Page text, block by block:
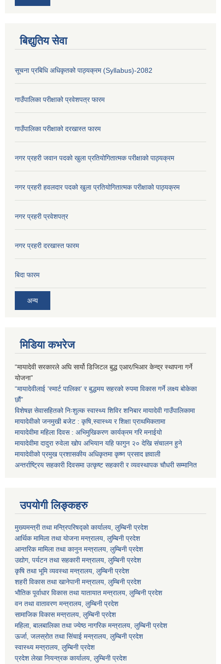
बिद्युतिय सेवा
सूचना प्रबिधि अधिकृतको पाठ्यक्रम (Syllabus)-2082
गाउँपालिका परीक्षाको प्रवेशपत्र फारम
गाउँपालिका परीक्षाको दरखास्त फारम
नगर प्रहरी जवान पदको खुला प्रतियोगितात्मक परीक्षाको पाठ्यक्रम
नगर प्रहरी हवलदार पदको खुला प्रतियोगितात्मक परीक्षाको पाठ्यक्रम
नगर प्रहरी प्रवेशपत्र
नगर प्रहरी दरखास्त फारम
बिदा फारम
अन्य
मिडिया कभरेज
“मायादेवी सरकारले अघि सार्यो डिजिटल बुद्ध एआर/भिआर केन्द्र स्थापना गर्ने
योजना”
“मायादेवीलाई ‘स्मार्ट पालिका’ र बुद्धमय सहरको रुपमा विकास गर्ने लक्ष्य बोकेका
छौं”
विशेषज्ञ सेवासहितको निःशुल्क स्वास्थ्य शिविर शनिबार मायादेवी गाउँपालिकामा
मायादेवीको जनमुखी बजेट : कृषि,स्वास्थ्य र शिक्षा प्राथमिकतामा
मायादेवीमा महिला दिवस : अभिमुखिकरण कार्यक्रम गरि मनाईयो
मायादेवीमा दादुरा रुवेला खोप अभियान यहि फागुन २० देखि संचालन हुने
मायादेवीको प्रमुख प्रशासकीय अधिकृतमा कृष्ण प्रसाद ज्ञवाली
अन्तर्राष्ट्रिय सहकारी दिवसमा उत्कृष्ट सहकारी र व्यवस्थापक चौधरी सम्मानित
उपयोगी लिङ्कहरु
मुख्यमन्त्री तथा मन्त्रिपरिषद्को कार्यालय, लुम्बिनी प्रदेश
आर्थिक मामिला तथा योजना मन्त्रालय, लुम्बिनी प्रदेश
आन्तरिक मामिला तथा कानुन मन्त्रालय, लुम्बिनी प्रदेश
उद्योग, पर्यटन तथा सहकारी मन्त्रालय, लुम्बिनी प्रदेश
कृषि तथा भूमि व्यवस्था मन्त्रालय, लुम्बिनी प्रदेश
शहरी विकास तथा खानेपानी मन्त्रालय, लुम्बिनी प्रदेश
भौतिक पूर्वाधार विकास तथा यातायात मन्त्रालय, लुम्बिनी प्रदेश
वन तथा वातावरण मन्त्रालय, लुम्बिनी प्रदेश
सामाजिक विकास मन्त्रालय, लुम्बिनी प्रदेश
महिला, बालबालिका तथा ज्येष्ठ नागरिक मन्त्रालय, लुम्बिनी प्रदेश
ऊर्जा, जलस्रोत तथा सिंचाई मन्त्रालय, लुम्बिनी प्रदेश
स्वास्थ्य मन्त्रालय, लुम्बिनी प्रदेश
प्रदेश लेखा नियन्त्रक कार्यालय, लुम्बिनी प्रदेश